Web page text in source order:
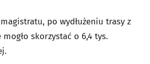
po wydłużeniu trasy z
skorzystać o 6,4 tys.